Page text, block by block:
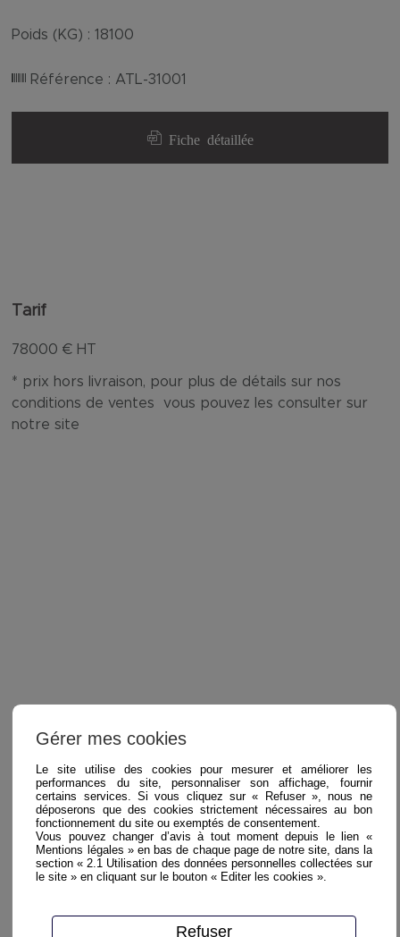
Poids (KG) : 18100
Référence : ATL-31001
Fiche détaillée
Tarif
78000€ HT
* prix hors livraison, pour plus de détails sur nos
conditions de ventes vous pouvez les consulter sur
notre site
Gérer mes cookies
Le site utilise des cookies pour mesurer et améliorer les
performances du site, personnaliser son affichage, fournir
certains services. Si vous cliquez sur « Refuser », nous ne
déposerons que des cookies strictement nécessaires au bon
fonctionnement du site ou exemptés de consentement.
Vous pouvez changer d’avis à tout moment depuis le lien «
Mentions légales » en bas de chaque page de notre site, dans la
section « 2.1 Utilisation des données personnelles collectées sur
le site » en cliquant sur le bouton « Editer les cookies ».
Refuser